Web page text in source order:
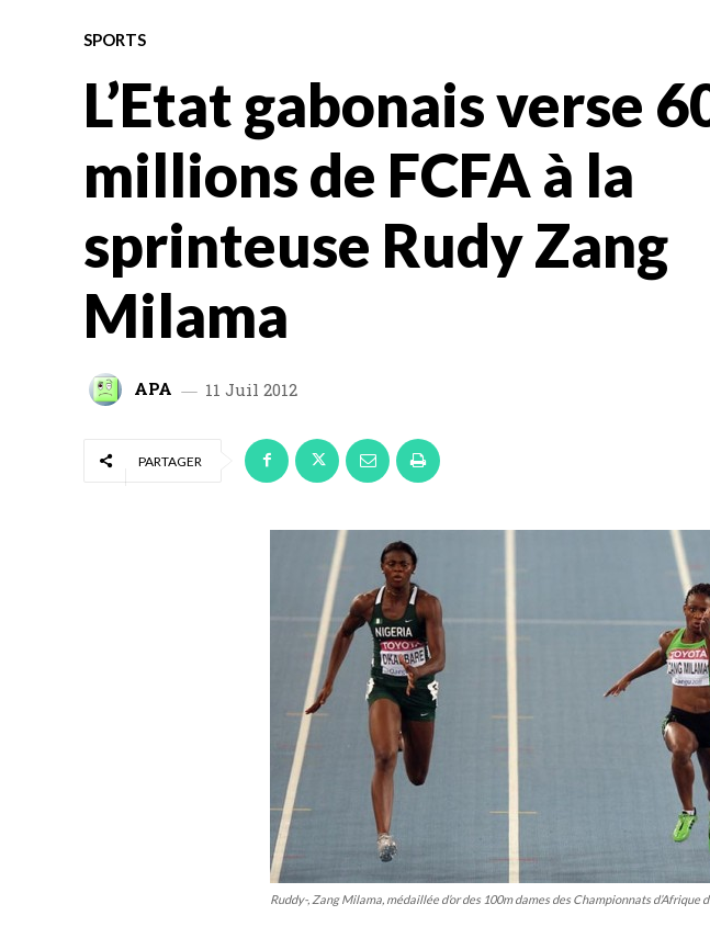
SPORTS
L’Etat gabonais verse
millions de FCFA à la
sprinteuse Rudy Zang
Milama
APA 11 Juil 2012
PARTAGER
Ruddy-, Zang Milama, médaillée d’or des 100m dames des Championnats d’Afrique